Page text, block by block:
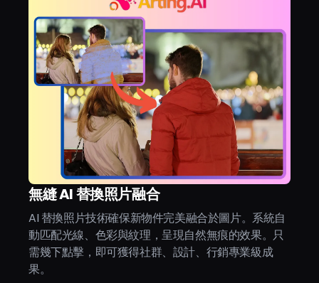
無縫 AI 替換照片融合
AI 替換照片技術確保新物件完美融合於圖片。系統自
動匹配光線、色彩與紋理，呈現自然無痕的效果。只
需幾下點擊，即可獲得社群、設計、行銷專業級成
果。